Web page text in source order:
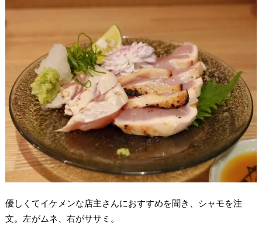
優しくてイケメンな店主さんにおすすめを聞き、シャモを注
文。左がムネ、右がササミ。